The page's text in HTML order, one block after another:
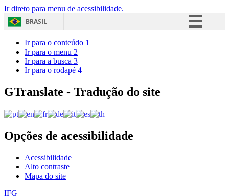
Ir direto para menu de acessibilidade.
BRASIL
Acesso à informação
Ir para o conteúdo 1
Ir para o menu 2
Ir para a busca 3
Ir para o rodapé 4
GTranslate - Tradução do site
Opções de acessibilidade
Acessibilidade
Alto contraste
Mapa do site
IFG